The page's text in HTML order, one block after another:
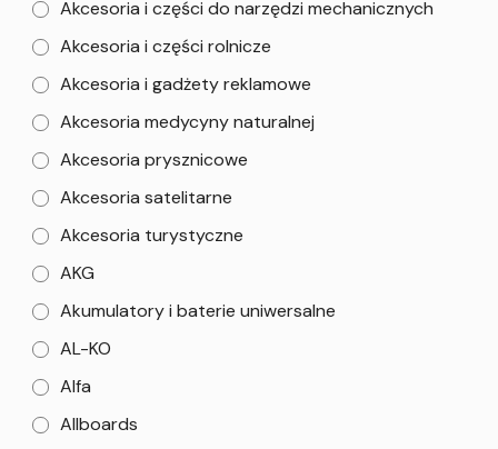
Akcesoria i części do narzędzi mechanicznych
Akcesoria i części rolnicze
Akcesoria i gadżety reklamowe
Akcesoria medycyny naturalnej
Akcesoria prysznicowe
Akcesoria satelitarne
Akcesoria turystyczne
AKG
Akumulatory i baterie uniwersalne
AL-KO
Alfa
Allboards